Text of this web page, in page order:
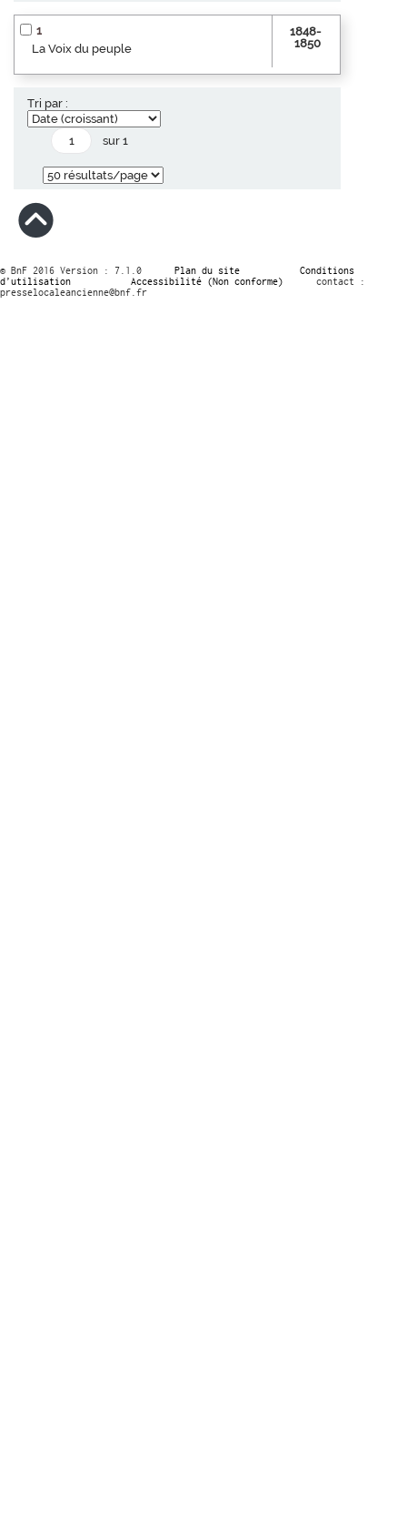
1
La Voix du peuple
1848-
1850
Tri par :
sur 1
© BnF 2016 Version : 7.1.0 Plan du site
Conditions
d’utilisation
Accessibilité (Non conforme)
contact :
presselocaleancienne@bnf.fr